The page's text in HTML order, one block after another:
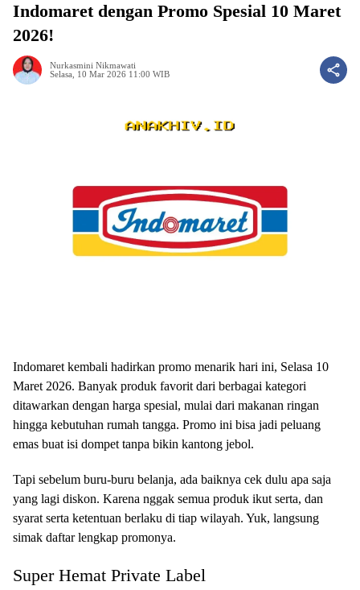
Indomaret dengan Promo Spesial 10 Maret
2026!
Nurkasmini Nikmawati
Selasa, 10 Mar 2026 11:00 WIB
Indomaret kembali hadirkan promo menarik hari ini, Selasa 10
Maret 2026. Banyak produk favorit dari berbagai kategori
ditawarkan dengan harga spesial, mulai dari makanan ringan
hingga kebutuhan rumah tangga. Promo ini bisa jadi peluang
emas buat isi dompet tanpa bikin kantong jebol.
Tapi sebelum buru-buru belanja, ada baiknya cek dulu apa saja
yang lagi diskon. Karena nggak semua produk ikut serta, dan
syarat serta ketentuan berlaku di tiap wilayah. Yuk, langsung
simak daftar lengkap promonya.
Super Hemat Private Label